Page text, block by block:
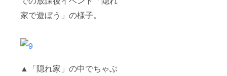
家で遊ぼう」の様子。
▲「隠れ家」の中でちゃぶ